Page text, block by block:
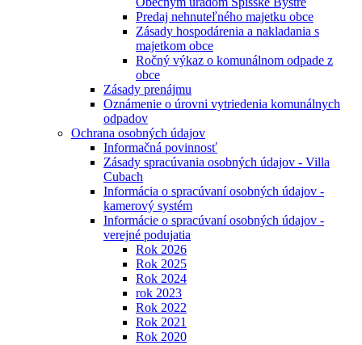
Predaj nehnuteľného majetku obce
Zásady hospodárenia a nakladania s
majetkom obce
Ročný výkaz o komunálnom odpade z
obce
Zásady prenájmu
Oznámenie o úrovni vytriedenia komunálnych
odpadov
Ochrana osobných údajov
Informačná povinnosť
Zásady spracúvania osobných údajov - Villa
Cubach
Informácia o spracúvaní osobných údajov -
kamerový systém
Informácie o spracúvaní osobných údajov -
verejné podujatia
Rok 2026
Rok 2025
Rok 2024
rok 2023
Rok 2022
Rok 2021
Rok 2020